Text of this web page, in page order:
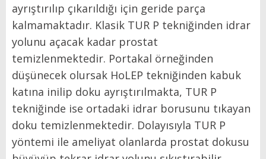
ayrıştırılıp çıkarıldığı için geride parça
kalmamaktadır. Klasik TUR P tekniğinden idrar
yolunu açacak kadar prostat
temizlenmektedir. Portakal örneğinden
düşünecek olursak HoLEP tekniğinden kabuk
katına inilip doku ayrıştırılmakta, TUR P
tekniğinde ise ortadaki idrar borusunu tıkayan
doku temizlenmektedir. Dolayısıyla TUR P
yöntemi ile ameliyat olanlarda prostat dokusu